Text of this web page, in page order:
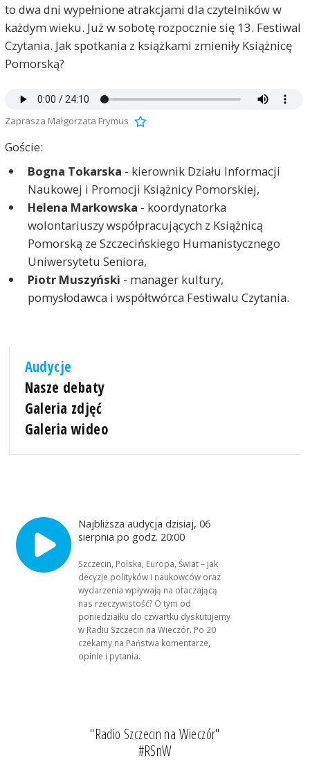
to dwa dni wypełnione atrakcjami dla czytelników w
każdym wieku. Już w sobotę rozpocznie się 13. Festiwal
Czytania. Jak spotkania z książkami zmieniły Książnicę
Pomorską?
Zaprasza Małgorzata Frymus
Goście:
Bogna Tokarska - kierownik Działu Informacji
Naukowej i Promocji Książnicy Pomorskiej,
Helena Markowska - koordynatorka
wolontariuszy współpracujących z Książnicą
Pomorską ze Szczecińskiego Humanistycznego
Uniwersytetu Seniora,
Piotr Muszyński - manager kultury,
pomysłodawca i współtwórca Festiwalu Czytania.
Audycje
Nasze debaty
Galeria zdjęć
Galeria wideo
Najbliższa audycja dzisiaj, 06
sierpnia po godz. 20:00
Szczecin, Polska, Europa, Świat – jak
decyzje polityków i naukowców oraz
wydarzenia wpływają na otaczającą
nas rzeczywistość? O tym od
poniedziałku do czwartku dyskutujemy
w Radiu Szczecin na Wieczór. Po 20
czekamy na Państwa komentarze,
opinie i pytania.
"Radio Szczecin na Wieczór"
#RSnW